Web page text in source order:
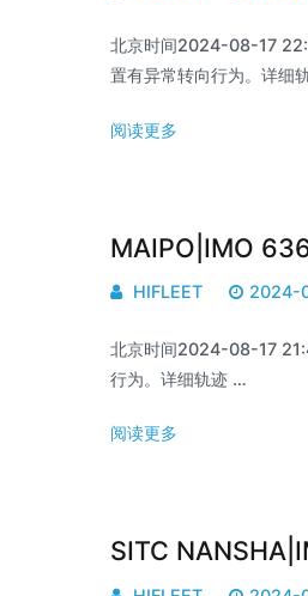
北京时间2024-08-17
置有异常转向行为。详细
阅读更多
MAIPO|IMO
HIFLEET 2024-
北京时间2024-08-17
行为。详细轨迹 …
阅读更多
SITC